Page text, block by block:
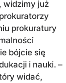
widzimy już
prokuratury
bójcie się
i nauki. –
widać,